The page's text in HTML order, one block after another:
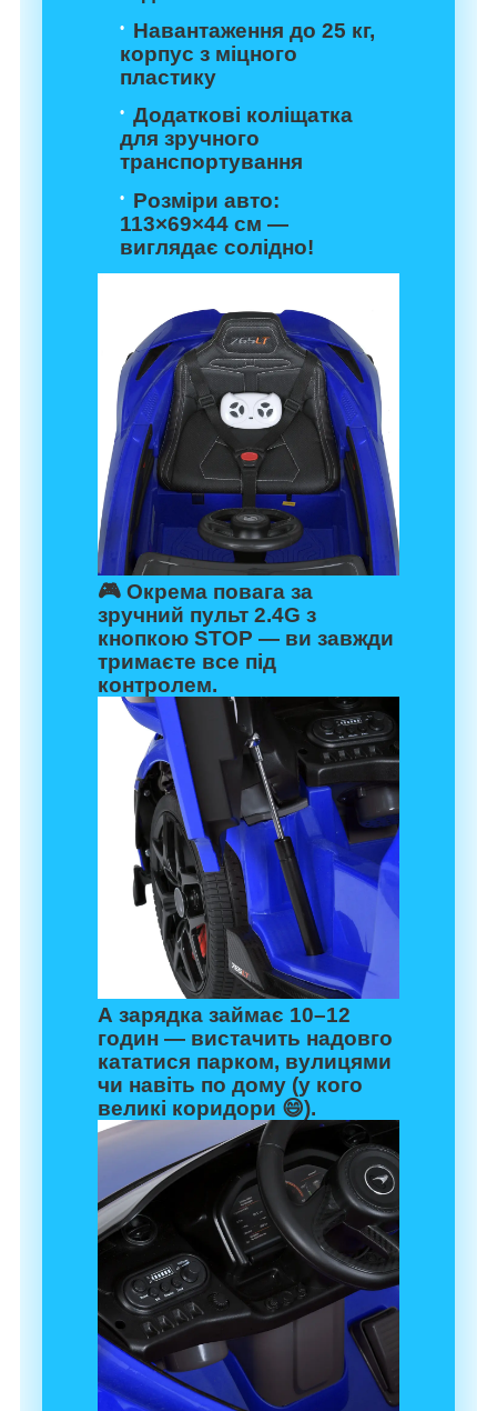
Навантаження до 25 кг,
корпус з міцного
пластику
Додаткові коліщатка
для зручного
транспортування
Розміри авто:
113×69×44 см —
виглядає солідно!
🎮 Окрема повага за
зручний пульт 2.4G з
кнопкою STOP — ви завжди
тримаєте все під
контролем.
А зарядка займає 10–12
годин — вистачить надовго
кататися парком, вулицями
чи навіть по дому (у кого
великі коридори 😄).